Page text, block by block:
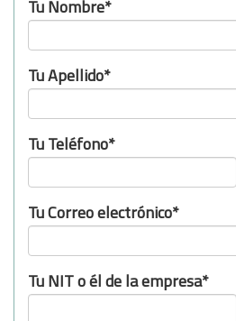
Tu Nombre*
Tu Apellido*
Tu Teléfono*
Tu Correo electrónico*
Tu NIT o él de la empresa*